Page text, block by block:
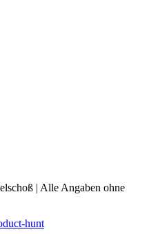
| Alle Angaben ohne
hunt